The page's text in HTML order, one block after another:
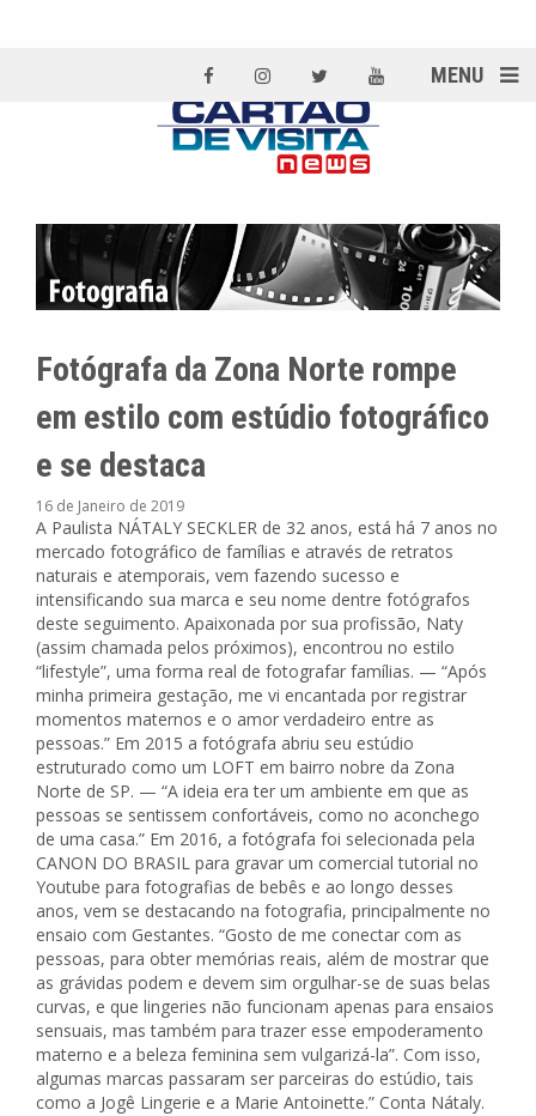
MENU
Fotógrafa da Zona Norte rompe
em estilo com estúdio fotográfico
e se destaca
16 de Janeiro de 2019
A Paulista NÁTALY SECKLER de 32 anos, está há 7 anos no
mercado fotográfico de famílias e através de retratos
naturais e atemporais, vem fazendo sucesso e
intensificando sua marca e seu nome dentre fotógrafos
deste seguimento. Apaixonada por sua profissão, Naty
(assim chamada pelos próximos), encontrou no estilo
“lifestyle”, uma forma real de fotografar famílias. — “Após
minha primeira gestação, me vi encantada por registrar
momentos maternos e o amor verdadeiro entre as
pessoas.” Em 2015 a fotógrafa abriu seu estúdio
estruturado como um LOFT em bairro nobre da Zona
Norte de SP. — “A ideia era ter um ambiente em que as
pessoas se sentissem confortáveis, como no aconchego
de uma casa.” Em 2016, a fotógrafa foi selecionada pela
CANON DO BRASIL para gravar um comercial tutorial no
Youtube para fotografias de bebês e ao longo desses
anos, vem se destacando na fotografia, principalmente no
ensaio com Gestantes. “Gosto de me conectar com as
pessoas, para obter memórias reais, além de mostrar que
as grávidas podem e devem sim orgulhar-se de suas belas
curvas, e que lingeries não funcionam apenas para ensaios
sensuais, mas também para trazer esse empoderamento
materno e a beleza feminina sem vulgarizá-la”. Com isso,
algumas marcas passaram ser parceiras do estúdio, tais
como a Jogê Lingerie e a Marie Antoinette.” Conta Nátaly.